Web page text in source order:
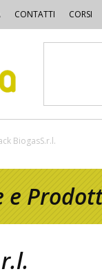
CONTATTI CORSI
BiogasS.r.l.
e